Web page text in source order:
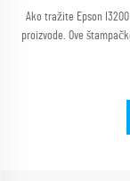
Ako tražite Epson
proizvode. Ove